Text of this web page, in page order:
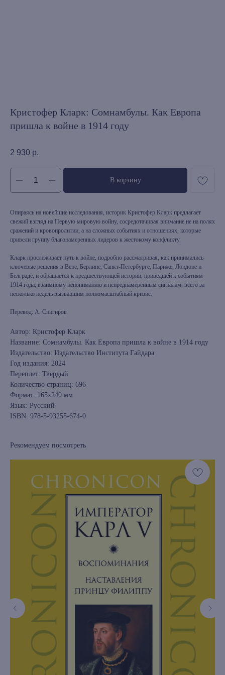
Кристофер Кларк: Сомнамбулы. Как Европа
пришла к войне в 1914 году
2 930 р.
В корзину
Опираясь на новейшие исследования, историк Кристофер Кларк предлагает
свежий взгляд на Первую мировую войну, сосредотачивая внимание не на полях
сражений и кровопролитии, а на сложных событиях и отношениях, которые
привели группу благонамеренных лидеров к жестокому конфликту.
Кларк прослеживает путь к войне, подробно рассматривая, как принимались
ключевые решения в Вене, Берлине, Санкт-Петербурге, Париже, Лондоне и
Белграде, и обращается к предшествующей истории, приведшей к событиям
1914 года, взаимному непониманию и непреднамеренным сигналам, всего за
несколько недель вызвавшим полномасштабный кризис.
Перевод: А. Снигиров
Автор: Кристофер Кларк
Название: Сомнамбулы. Как Европа пришла к войне в 1914 году
Издательство: Издательство Института Гайдара
Год издания: 2024
Переплет: Твёрдый
Количество страниц: 696
Формат: 165х240 мм
Язык: Русский
ISBN: 978-5-93255-674-0
Рекомендуем посмотреть
книжный интернет-магазин из